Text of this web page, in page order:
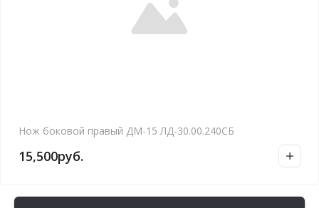
Нож боковой правый ДМ-15 ЛД-30.00.240СБ
15,500руб.